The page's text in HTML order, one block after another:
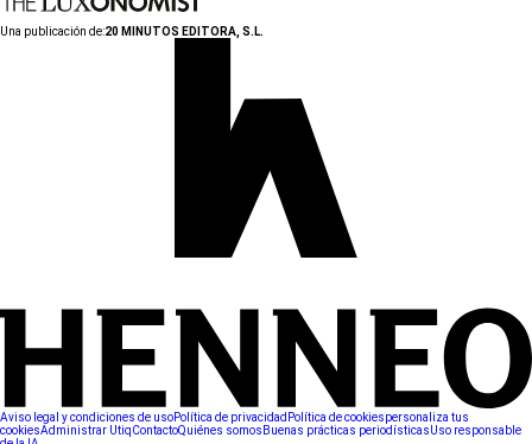
Una publicación de:20 MINUTOS EDITORA, S.L.
Aviso legal y condiciones de usoPolítica de privacidad Política de cookiespersonaliza tus
cookiesAdministrar UtiqContactoQuiénes somos Buenas prácticas periodísticasUso responsable